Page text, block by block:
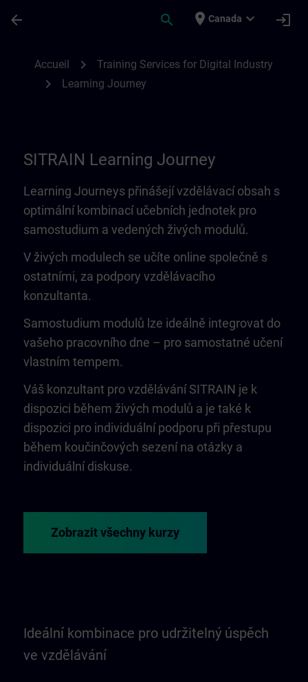
arrow_back search place Canada expand_more login
Accueil chevron_right Training Services for Digital Industry
chevron_right Learning Journey
SITRAIN Learning Journey
Learning Journeys přinášejí vzdělávací obsah s
optimální kombinací učebních jednotek pro
samostudium a vedených živých modulů.
V živých modulech se učíte online společně s
ostatními, za podpory vzdělávacího
konzultanta.
Samostudium modulů lze ideálně integrovat do
vašeho pracovního dne – pro samostatné učení
vlastním tempem.
Váš konzultant pro vzdělávání SITRAIN je k
dispozici během živých modulů a je také k
dispozici pro individuální podporu při přestupu
během koučinčových sezení na otázky a
individuální diskuse.
Zobrazit všechny kurzy
Ideální kombinace pro udržitelný úspěch
ve vzdělávání